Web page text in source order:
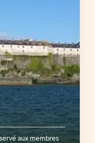
aux membres